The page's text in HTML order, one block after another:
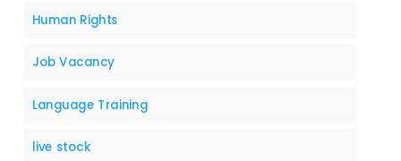
Human Rights
Job Vacancy
Language Training
live stock